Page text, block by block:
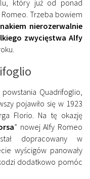
który już od ponad
Trzeba bowiem
nierozerwalnie
zwycięstwa Alfy
Quadrifoglio,
pojawiło się w 1923
Florio. Na tę okazję
” nowej Alfy Romeo
dopracowany w
wyścigów panowały
dodatkowo pomóc